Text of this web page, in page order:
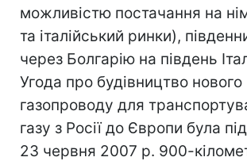
можливістю постачання на
та італійський ринки),
через Болгарію на південь
Угода про будівництво нового
газопроводу для
газу з Росії до Європи була
23 червня 2007 р. 900-